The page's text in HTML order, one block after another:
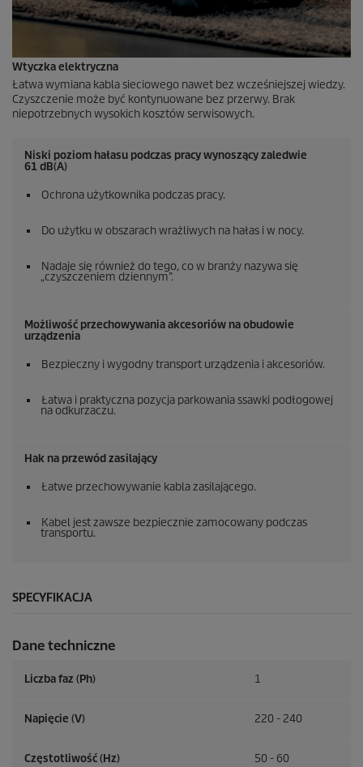
Wtyczka elektryczna
Łatwa wymiana kabla sieciowego nawet bez wcześniejszej wiedzy.
Czyszczenie może być kontynuowane bez przerwy. Brak
niepotrzebnych wysokich kosztów serwisowych.
Niski poziom hałasu podczas pracy wynoszący zaledwie
61 dB(A)
Ochrona użytkownika podczas pracy.
Do użytku w obszarach wrażliwych na hałas i w nocy.
Nadaje się również do tego, co w branży nazywa się
„czyszczeniem dziennym”.
Możliwość przechowywania akcesoriów na obudowie
urządzenia
Bezpieczny i wygodny transport urządzenia i akcesoriów.
Łatwa i praktyczna pozycja parkowania ssawki podłogowej
na odkurzaczu.
Hak na przewód zasilający
Łatwe przechowywanie kabla zasilającego.
Kabel jest zawsze bezpiecznie zamocowany podczas
transportu.
SPECYFIKACJA
Dane techniczne
Liczba faz (Ph) 1
Napięcie (V) 220 - 240
Częstotliwość (Hz) 50 - 60